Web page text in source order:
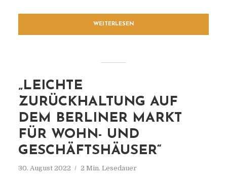
WEITERLESEN
„LEICHTE
ZURÜCKHALTUNG AUF
DEM BERLINER MARKT
FÜR WOHN- UND
GESCHÄFTSHÄUSER“
30. August 2022 2 Min. Lesedauer